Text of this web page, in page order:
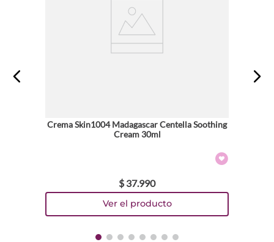
Crema Skin1004 Madagascar Centella Soothing
Cream 30ml
$ 37.990